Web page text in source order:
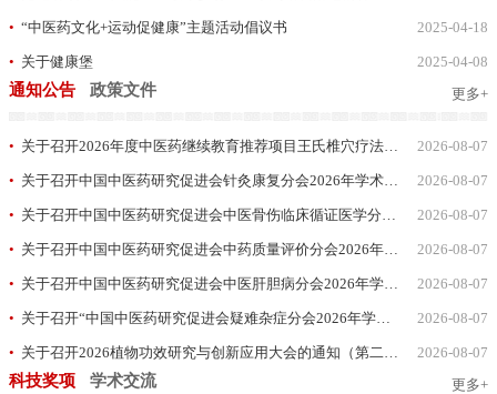
• “中医药文化+运动促健康”主题活动倡议书 2025-04-18
• 关于健康堡 2025-04-08
通知公告 更多+
政策文件
• 关于召开2026年度中医药继续教育推荐项目王氏椎穴疗法中医推拿特色技术临床应用培训班的通知 2026-08-07
• 关于召开中国中医药研究促进会针灸康复分会2026年学术年会的通知（第一轮） 2026-08-07
• 关于召开中国中医药研究促进会中医骨伤临床循证医学分会《中医手法治疗膝骨关节炎临床实践指南》工作会议的通知 2026-08-07
• 关于召开中国中医药研究促进会中药质量评价分会2026年学术年会的通知 2026-08-07
• 关于召开中国中医药研究促进会中医肝胆病分会2026年学术年会的通知 2026-08-07
• 关于召开“中国中医药研究促进会疑难杂症分会2026年学术年会暨全国名中医学术经验传承班”的通知（第一轮） 2026-08-07
• 关于召开2026植物功效研究与创新应用大会的通知（第二轮） 2026-08-07
科技奖项 更多+
学术交流